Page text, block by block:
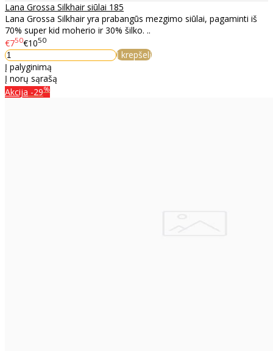
Lana Grossa Silkhair siūlai 185
Lana Grossa Silkhair yra prabangūs mezgimo siūlai, pagaminti iš
70% super kid moherio ir 30% šilko. ..
€750€1050
Į krepšelį
Į palyginimą
Į norų sąrašą
Akcija -29%